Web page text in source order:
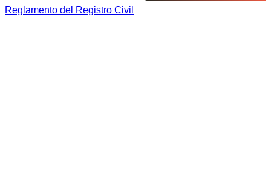
Reglamento del Registro Civil